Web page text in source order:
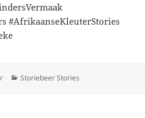
#AfrikaanseKleuterStories
Categories
Storiebeer Stories